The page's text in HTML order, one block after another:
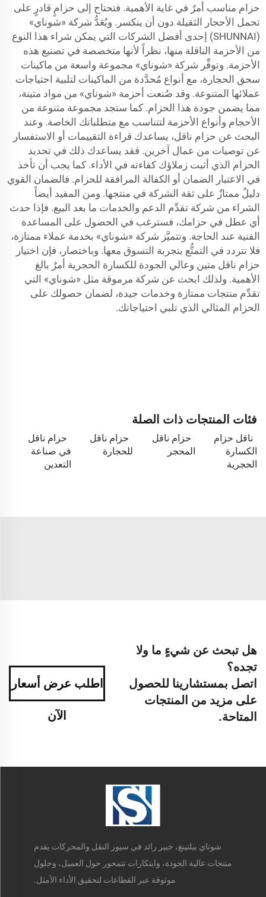
حزام مناسب أمرٌ في غاية الأهمية. فتحتاج إلى حزامٍ قادرٍ على
تحمل الأحجار الثقيلة دون أن ينكسر. ويُعَدُّ شركة «شوناي»
(SHUNNAI) إحدى أفضل الشركات التي يمكن شراء هذا النوع
من الأحزمة الناقلة منها، نظراً لأنها متخصصة في تصنيع هذه
الأحزمة. وتوفِّر شركة «شوناي» مجموعة واسعة من ماكينات
سحق الحجارة، مع أنواع مُحدَّدة من الماكينات لتلبية احتياجات
عملائها المتنوعة. وقد صُنعت أحزمة «شوناي» من مواد متينة،
مما يضمن جودة هذا الحزام. كما ستجد مجموعة متنوعة من
الأحجام وأنواع الأحزمة لتتناسب مع متطلباتك الخاصة. وعند
البحث عن حزام ناقل، يساعدك قراءة التقييمات أو الاستفسار
عن توصيات من عمال آخرين. فقد يساعدك ذلك في تحديد
الحزام الذي أثبت زملاؤك كفاءته في الأداء. كما يجب أن تأخذ
في الاعتبار الضمان أو الكفالة المرافقة للحزام. فالضمان القوي
دليلٌ ممتازٌ على ثقة الشركة في منتجها. ومن المفيد أيضاً
الشراء من شركة تقدِّم الدعم والخدمات ما بعد البيع. فإذا حدث
أي عطل في حزامك، فسترغب في الحصول على المساعدة
الفنية عند الحاجة. وتتميَّز شركة «شوناي» بخدمة عملاء ممتازة،
فلا تتردد في التمتُّع بتجربة التسوق معها. وباختصار، فإن اختيار
حزام ناقل متين وعالي الجودة للكسارة الحجرية أمرٌ بالغ
الأهمية. ولذلك ابحث عن شركة مرموقة مثل «شوناي» التي
تقدِّم منتجات ممتازة وخدمات جيدة، لضمان حصولك على
الحزام المثالي الذي تلبي احتياجاتك.
فئات المنتجات ذات الصلة
ناقل حزام
الكسارة
الحجرية
حزام ناقل
المحجر
حزام ناقل
للحجارة
حزام ناقل
في صناعة
التعدين
هل تبحث عن شيءٍ ما ولا
تجده؟
اتصل بمستشارينا للحصول
على مزيد من المنتجات
المتاحة.
اطلب عرض أسعار
الآن
شوناي بيلتينغ، خبير رائد في سيور النقل والمحركات يقدم
منتجات عالية الجودة، وابتكارات تتمحور حول العميل، وحلول
موثوقة عبر القطاعات لتحقيق الأداء الأمثل.